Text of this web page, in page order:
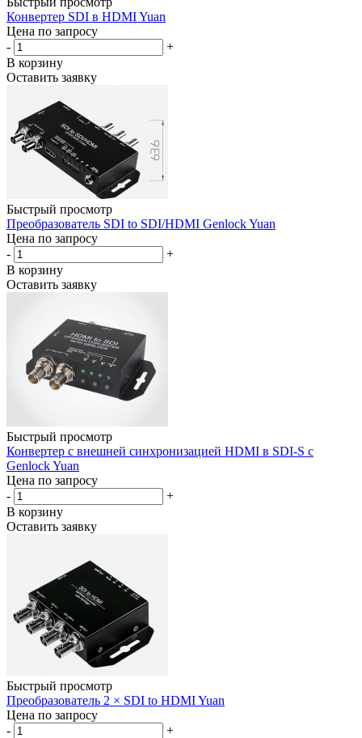
Конвертер SDI в HDMI Yuan
Цена по запросу
-
+
В корзину
Оставить заявку
Быстрый просмотр
Преобразователь SDI to SDI/HDMI Genlock Yuan
Цена по запросу
-
+
В корзину
Оставить заявку
Быстрый просмотр
Конвертер с внешней синхронизацией HDMI в SDI-S с
Genlock Yuan
Цена по запросу
-
+
В корзину
Оставить заявку
Быстрый просмотр
Преобразователь 2 × SDI to HDMI Yuan
Цена по запросу
-
+